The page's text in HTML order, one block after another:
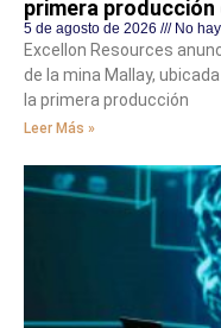
primera
5 de agosto de 2026 No
Excellon Resources
de la mina Mallay,
la primera producción
Leer Más »